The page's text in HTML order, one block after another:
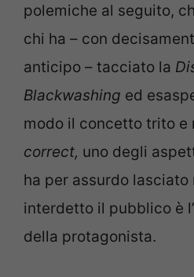
polemiche al seguito,
chi ha – con
anticipo – tacciato la
Blackwashing ed
modo il concetto trito e
correct, uno degli
ha per assurdo lasciato
interdetto il pubblico è
della protagonista.